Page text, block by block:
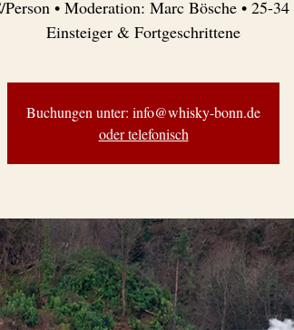
• Moderation: Marc Bösche • 25-34
Einsteiger & Fortgeschrittene
Buchungen unter: info@whisky-bonn.de
oder telefonisch